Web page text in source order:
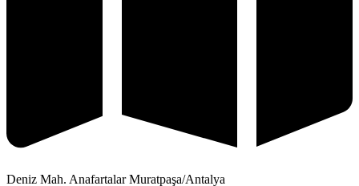
Deniz Mah. Anafartalar Muratpaşa/Antalya